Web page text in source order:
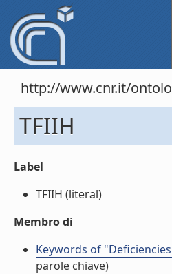
http://www.cnr.it/
TFIIH
Label
TFIIH (literal)
Membro di
Keywords of
parole chiave)